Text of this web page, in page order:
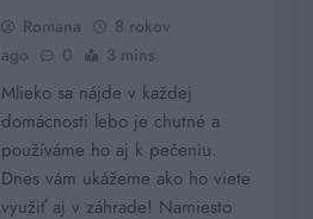
Romana
8 rokov
ago
0 3 mins
Mlieko sa nájde v každej
domácnosti lebo je chutné a
používáme ho aj k pečeniu.
Dnes vám ukážeme ako ho viete
využiť aj v záhrade! Namiesto